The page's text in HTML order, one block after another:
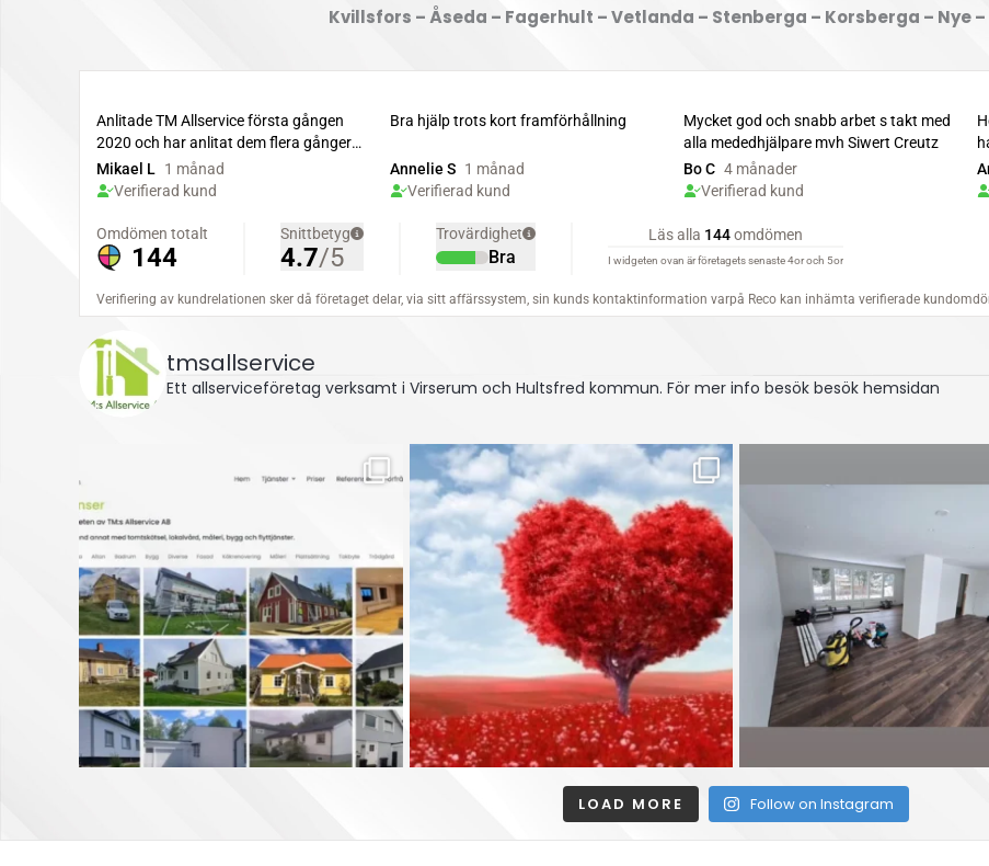
Kvillsfors – Åseda – Fagerhult – Vetlanda – Stenberga – Korsberga – Nye –
tmsallservice
Ett allserviceföretag verksamt i Virserum och Hultsfred kommun. För mer info besök besök hemsidan
LOAD MORE Follow on Instagram